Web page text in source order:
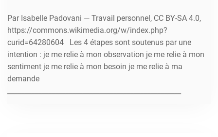
Par Isabelle Padovani — Travail personnel, CC BY-SA 4.0,
https://commons.wikimedia.org/w/index.php?
curid=64280604 Les 4 étapes sont soutenus par une
intention : je me relie à mon observation je me relie à mon
sentiment je me relie à mon besoin je me relie à ma
demande